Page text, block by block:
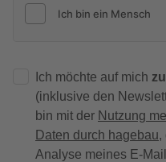
Ich möchte auf mich
(inklusive den
bin mit der Nutzung
Daten durch hagebau,
Analyse meines E-